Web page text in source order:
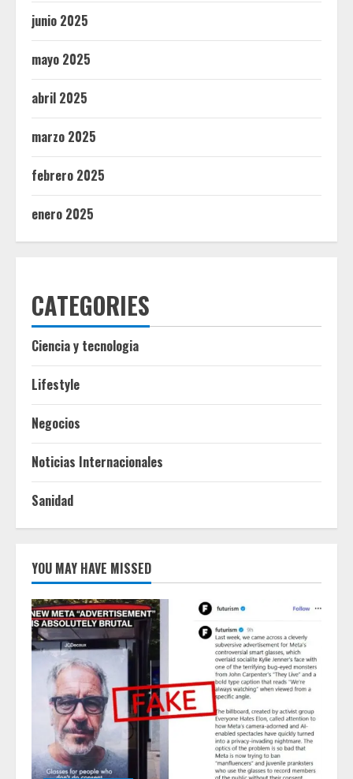
junio 2025
mayo 2025
abril 2025
marzo 2025
febrero 2025
enero 2025
CATEGORIES
Ciencia y tecnologia
Lifestyle
Negocios
Noticias Internacionales
Sanidad
YOU MAY HAVE MISSED